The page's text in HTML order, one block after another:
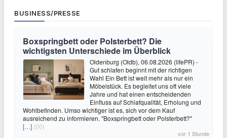
BUSINESS/PRESSE
Boxspringbett oder Polsterbett? Die
wichtigsten Unterschiede im Überblick
Oldenburg (Oldb), 06.08.2026 (lifePR) -
Gut schlafen beginnt mit der richtigen
Wahl Ein Bett ist weit mehr als nur ein
Möbelstück. Es begleitet uns oft viele
Jahre und hat einen entscheidenden
Einfluss auf Schlafqualität, Erholung und
Wohlbefinden. Umso wichtiger ist es, sich vor dem Kauf
ausreichend zu informieren. "Boxspringbett oder Polsterbett?"
[…] (00)
vor 1 Stunde